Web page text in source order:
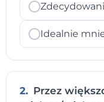
Idealnie
2. Przez